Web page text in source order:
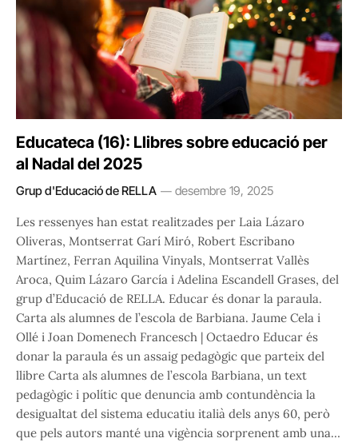
Educateca (16): Llibres sobre educació per
al Nadal del 2025
Grup d'Educació de RELLA desembre 19, 2025
Les ressenyes han estat realitzades per Laia Lázaro
Oliveras, Montserrat Garí Miró, Robert Escribano
Martínez, Ferran Aquilina Vinyals, Montserrat Vallès
Aroca, Quim Lázaro García i Adelina Escandell Grases, del
grup d’Educació de RELLA. Educar és donar la paraula.
Carta als alumnes de l’escola de Barbiana. Jaume Cela i
Ollé i Joan Domenech Francesch | Octaedro Educar és
donar la paraula és un assaig pedagògic que parteix del
llibre Carta als alumnes de l’escola Barbiana, un text
pedagògic i polític que denuncia amb contundència la
desigualtat del sistema educatiu italià dels anys 60, però
que pels autors manté una vigència sorprenent amb una…